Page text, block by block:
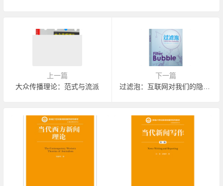
上一篇
大众传播理论：范式与流派
下一篇